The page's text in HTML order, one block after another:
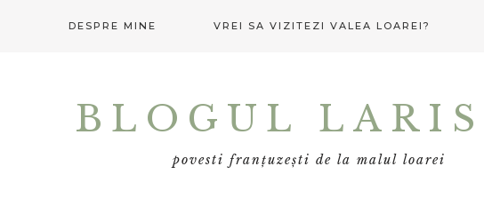
DESPRE MINE VREI SA VIZITEZI VALEA LOAREI?
BLOGUL
povesti franțuzești de la malul loarei